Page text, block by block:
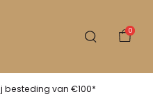
0
werkdagen